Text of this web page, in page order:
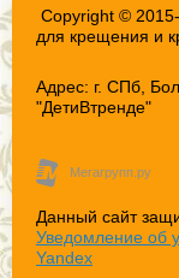
Copyright ©
для крещения и
Адрес: г. СПб,
"ДетиВтренде"
Данный сайт
Уведомление об
Yandex